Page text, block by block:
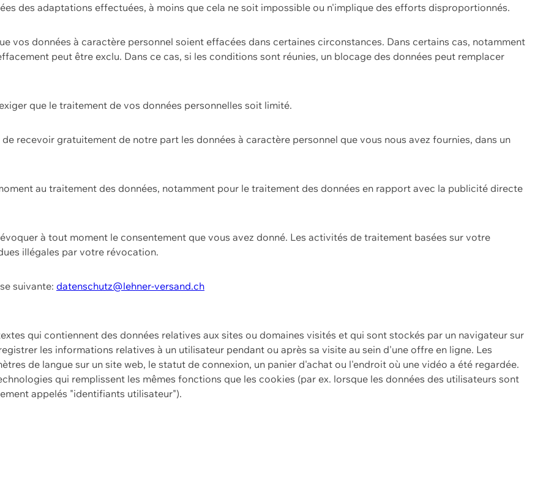
des adaptations effectuées, à moins que cela ne soit impossible ou n'implique des efforts disproportionnés.
vos données à caractère personnel soient effacées dans certaines circonstances. Dans certains cas, notamment
peut être exclu. Dans ce cas, si les conditions sont réunies, un blocage des données peut remplacer
que le traitement de vos données personnelles soit limité.
recevoir gratuitement de notre part les données à caractère personnel que vous nous avez fournies, dans un
au traitement des données, notamment pour le traitement des données en rapport avec la publicité directe
à tout moment le consentement que vous avez donné. Les activités de traitement basées sur votre
illégales par votre révocation.
suivante: datenschutz@lehner-versand.ch
qui contiennent des données relatives aux sites ou domaines visités et qui sont stockés par un navigateur sur
les informations relatives à un utilisateur pendant ou après sa visite au sein d'une offre en ligne. Les
de langue sur un site web, le statut de connexion, un panier d'achat ou l'endroit où une vidéo a été regardée.
qui remplissent les mêmes fonctions que les cookies (par ex. lorsque les données des utilisateurs sont
appelés "identifiants utilisateur").